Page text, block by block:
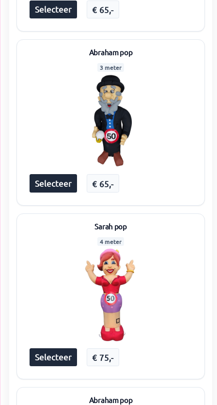
Selecteer € 65,-
Abraham pop
3 meter
Selecteer € 65,-
Sarah pop
4 meter
Selecteer € 75,-
Abraham pop